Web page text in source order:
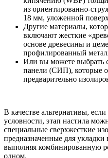
из ориентированно-
18 мм, уложенной
Другие материалы,
включают жесткие
основе древесины и
профилированный
Или вы можете выбрать
панели (СИП), которые
предварительно
В качестве альтернативы,
условности, этап настила
специальные сверхжесткие
предназначенные для укладки
выполняя комбинированную
одном.